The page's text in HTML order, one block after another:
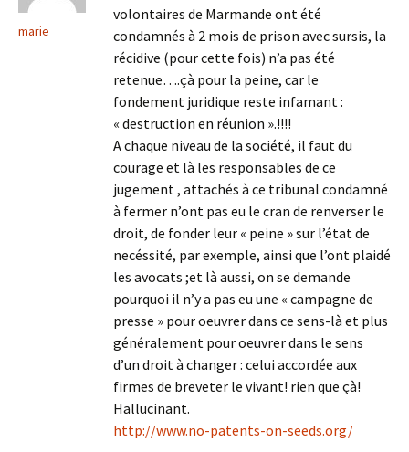
marie
volontaires de Marmande ont été
condamnés à 2 mois de prison avec sursis, la
récidive (pour cette fois) n’a pas été
retenue….çà pour la peine, car le
fondement juridique reste infamant :
« destruction en réunion ».!!!!
A chaque niveau de la société, il faut du
courage et là les responsables de ce
jugement , attachés à ce tribunal condamné
à fermer n’ont pas eu le cran de renverser le
droit, de fonder leur « peine » sur l’état de
necéssité, par exemple, ainsi que l’ont plaidé
les avocats ;et là aussi, on se demande
pourquoi il n’y a pas eu une « campagne de
presse » pour oeuvrer dans ce sens-là et plus
généralement pour oeuvrer dans le sens
d’un droit à changer : celui accordée aux
firmes de breveter le vivant! rien que çà!
Hallucinant.
http://www.no-patents-on-seeds.org/